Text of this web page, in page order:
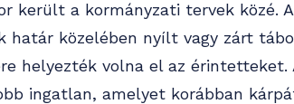
került a kormányzati tervek közé.
határ közelében nyílt vagy zárt
helyezték volna el az érintetteket.
ingatlan, amelyet korábban